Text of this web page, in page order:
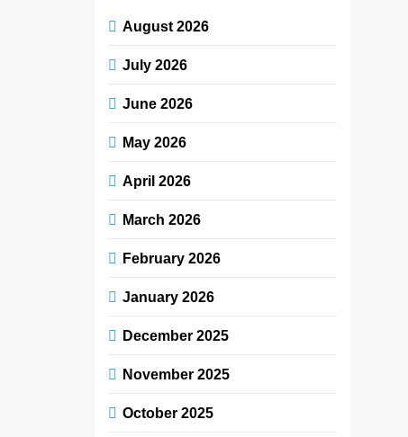
August 2026
July 2026
June 2026
May 2026
April 2026
March 2026
February 2026
January 2026
December 2025
November 2025
October 2025